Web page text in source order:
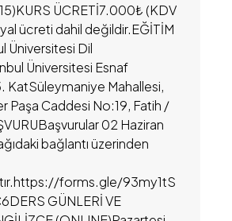
ÜCRETİ7.000₺ (KDV
ücreti dahil değildir.EĞİTİM
Üniversitesi Dil
Üniversitesi Esnaf
KatSüleymaniye Mahallesi,
Paşa Caddesi No:19, Fatih /
02 Haziran
bağlantı üzerinden
forms.gle/93my1tS
GÜNLERİ VE